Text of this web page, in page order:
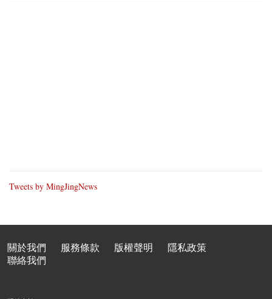
Tweets by MingJingNews
關於我們 服務條款 版權聲明
隱私政策
聯絡我們